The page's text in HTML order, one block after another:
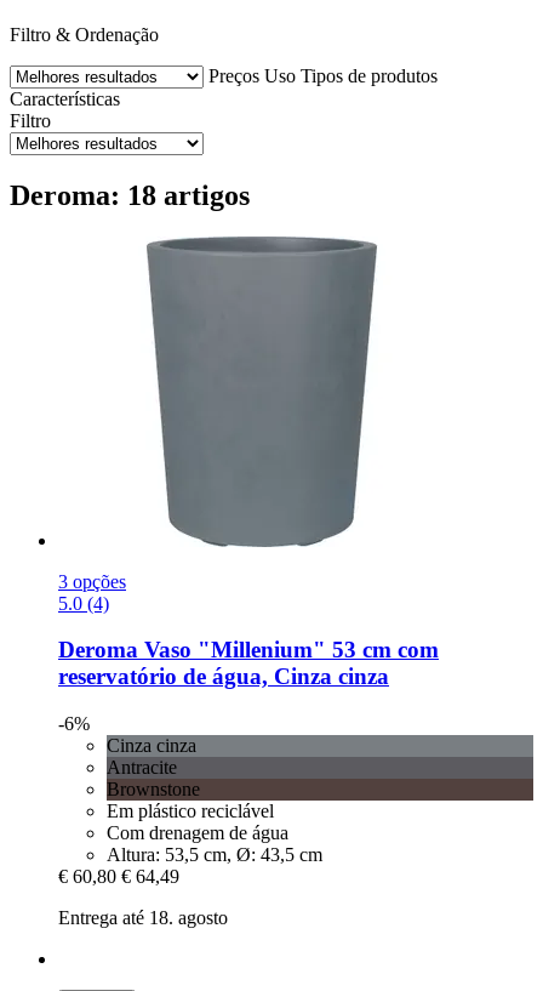
Filtro & Ordenação
Preços Uso Tipos de produtos
Características
Filtro
Deroma: 18 artigos
3 opções
5.0 (4)
Deroma Vaso "Millenium" 53 cm com
reservatório de água, Cinza cinza
-6%
Cinza cinza
Antracite
Brownstone
Em plástico reciclável
Com drenagem de água
Altura: 53,5 cm, Ø: 43,5 cm
€ 60,80 € 64,49
Entrega até 18. agosto